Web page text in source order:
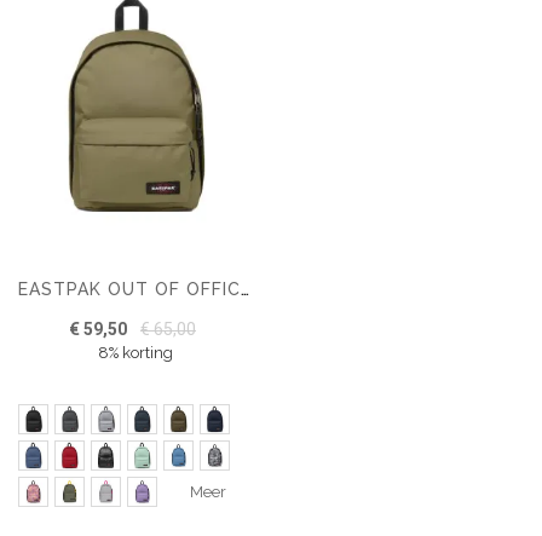
EASTPAK OUT OF OFFICE RUGZAK
€ 59,50 € 65,00
8% korting
Meer